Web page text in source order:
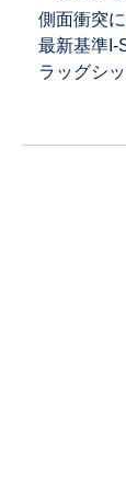
側面衝突
最新基準I-
ラッグシ